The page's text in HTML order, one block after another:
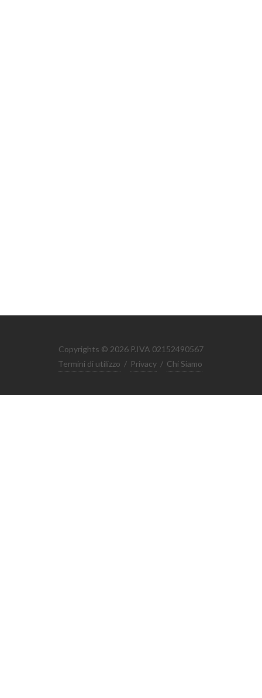
Copyrights © 2026 P.IVA 02152490567
Termini di utilizzo / Privacy / Chi Siamo